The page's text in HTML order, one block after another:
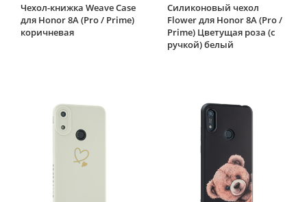
Чехол-книжка Weave Case
для Honor 8A (Pro / Prime)
коричневая
Силиконовый чехол
Flower для Honor 8A (Pro /
Prime) Цветущая роза (с
ручкой) белый